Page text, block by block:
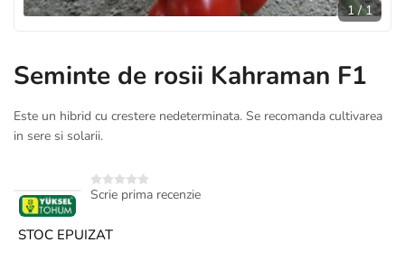
1 /1
Seminte de rosii Kahraman F1
Este un hibrid cu crestere nedeterminata. Se recomanda cultivarea
in sere si solarii.
Scrie prima recenzie
STOC EPUIZAT